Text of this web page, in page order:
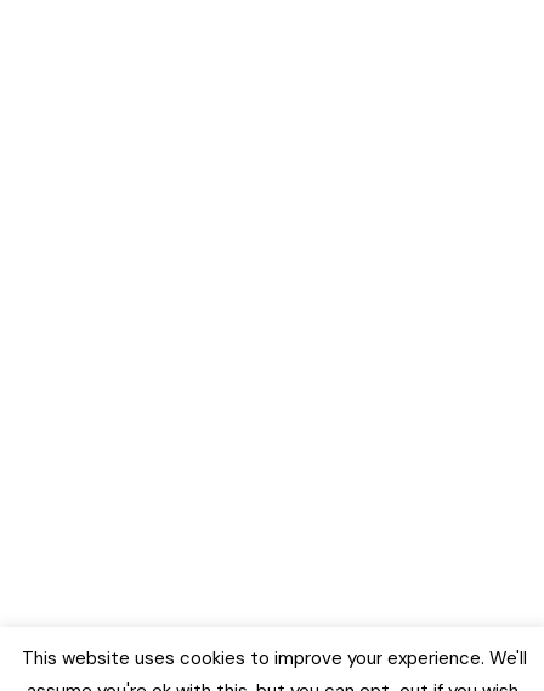
This website uses cookies to improve your experience. We'll